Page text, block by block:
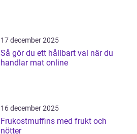
17 december 2025
Så gör du ett hållbart val när du
handlar mat online
16 december 2025
Frukostmuffins med frukt och
nötter